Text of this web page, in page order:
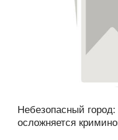
Небезопасный
осложняется